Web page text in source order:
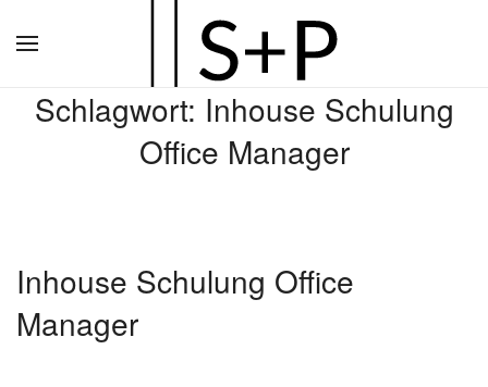
Hauptinhalt
springen
Schlagwort: Inhouse Schulung
Office Manager
Inhouse Schulung Office
Manager